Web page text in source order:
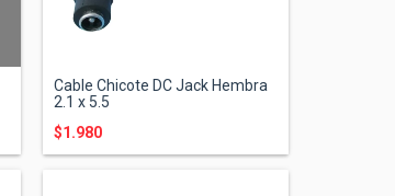
Cable Chicote DC Jack Hembra
2.1 x 5.5
$1.980